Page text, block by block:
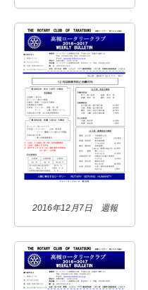
2016年12月7日 週報